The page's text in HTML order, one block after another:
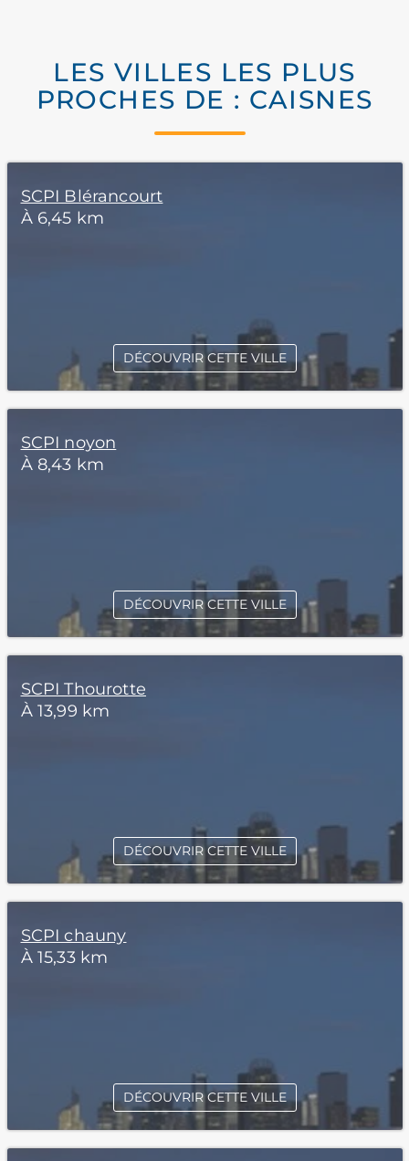
LES VILLES LES PLUS
PROCHES DE : CAISNES
SCPI Blérancourt
À 6,45 km
DÉCOUVRIR CETTE VILLE
SCPI noyon
À 8,43 km
DÉCOUVRIR CETTE VILLE
SCPI Thourotte
À 13,99 km
DÉCOUVRIR CETTE VILLE
SCPI chauny
À 15,33 km
DÉCOUVRIR CETTE VILLE